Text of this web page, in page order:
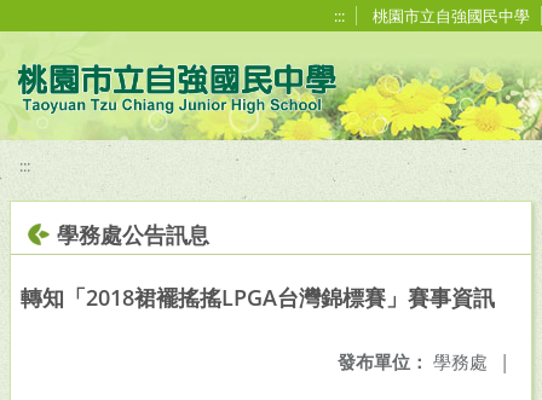
::: 桃園市立自強國民中學
:::
學務處公告訊息
轉知「2018裙襬搖搖LPGA台灣錦標賽」賽事資訊
發布單位： 學務處 |